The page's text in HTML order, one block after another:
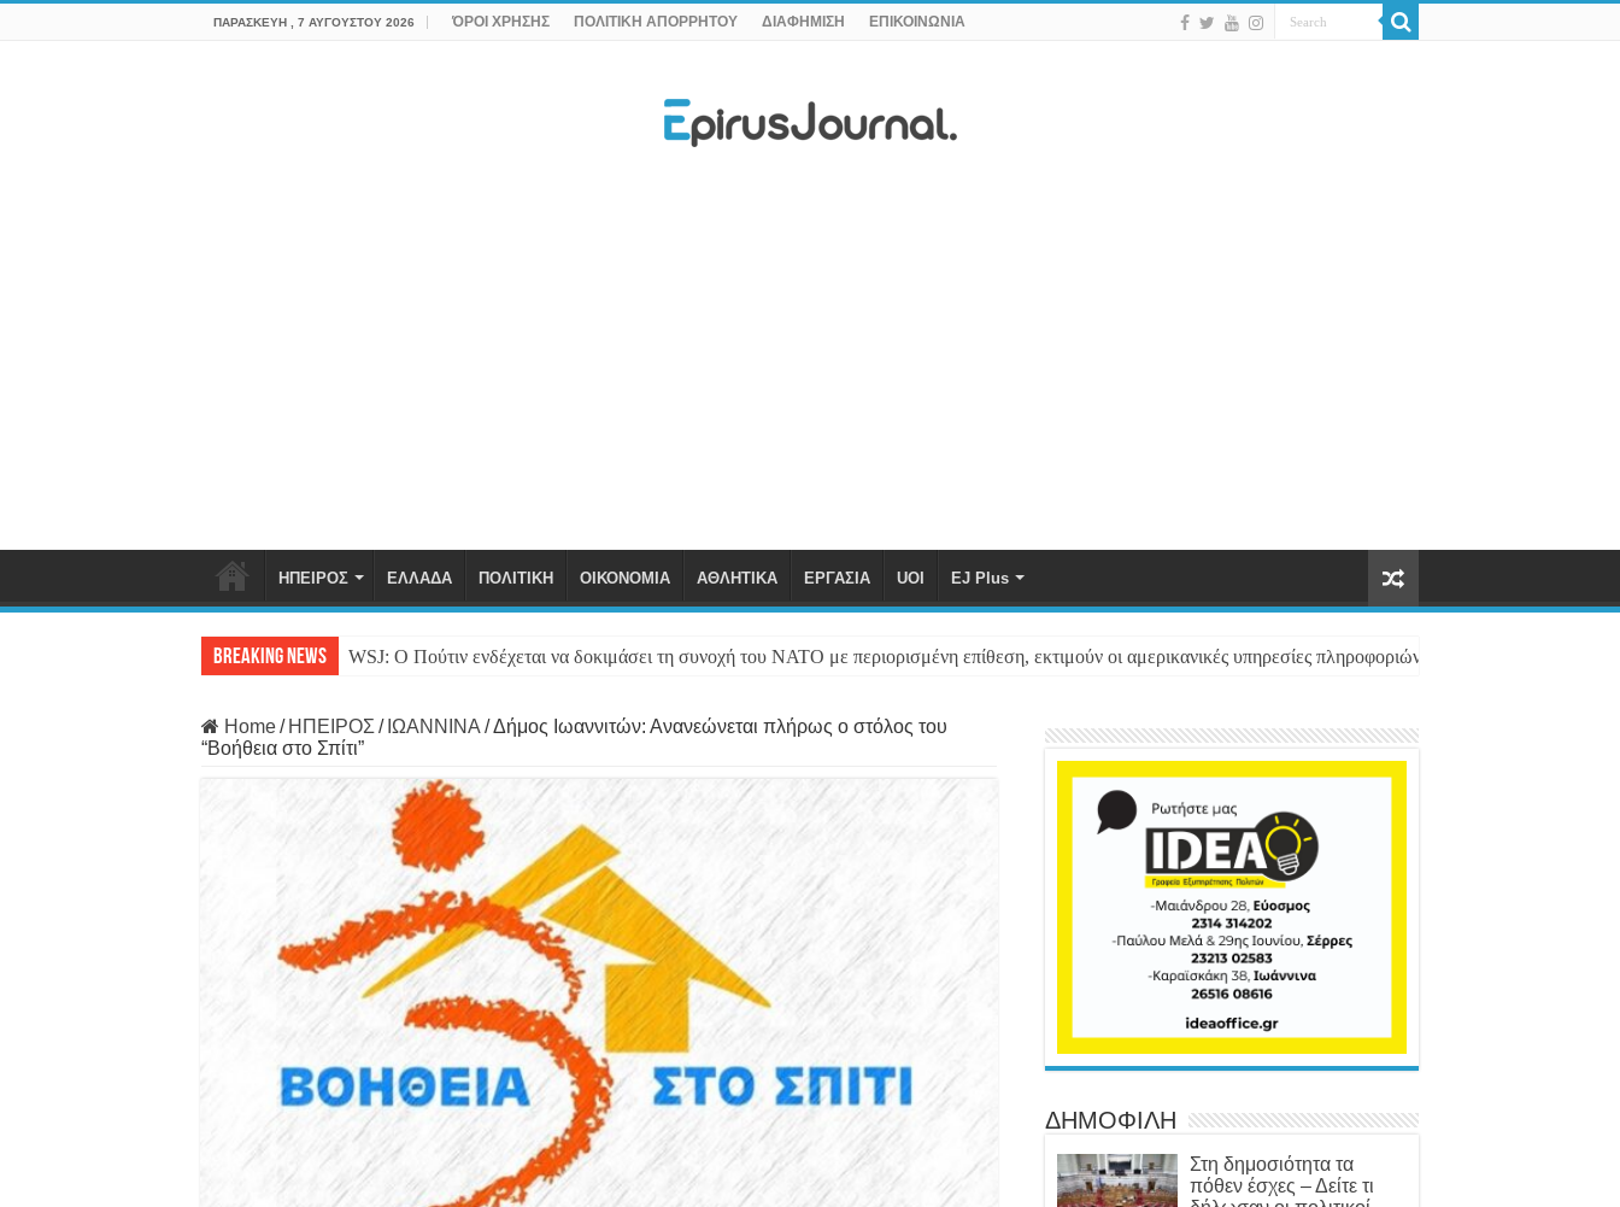
ΠΑΡΑΣΚΕΥΉ , 7 ΑΥΓΟΎΣΤΟΥ 2026 ΌΡΟΙ ΧΡΗΣΗΣ ΠΟΛΙΤΙΚΗ ΑΠΟΡΡΗΤΟΥ ΔΙΑΦΗΜΙΣΗ ΕΠΙΚΟΙΝΩΝΙΑ
ΗΠΕΙΡΟΣ ΕΛΛΑΔΑ ΠΟΛΙΤΙΚΗ ΟΙΚΟΝΟΜΙΑ ΑΘΛΗΤΙΚΑ ΕΡΓΑΣΙΑ UOI EJ Plus
Breaking News WSJ: Ο Πούτιν ενδέχεται να δοκιμάσει τη συνοχή του ΝΑΤΟ με περιορισμένη επίθεση, εκτιμούν οι αμερικανικές υπηρεσίες πληροφοριών
Home/ ΗΠΕΙΡΟΣ / ΙΩΑΝΝΙΝΑ /Δήμος Ιωαννιτών: Ανανεώνεται πλήρως ο στόλος του
“Βοήθεια στο Σπίτι”
ΔΗΜΟΦΙΛΗ
Στη δημοσιότητα τα
πόθεν έσχες – Δείτε τι